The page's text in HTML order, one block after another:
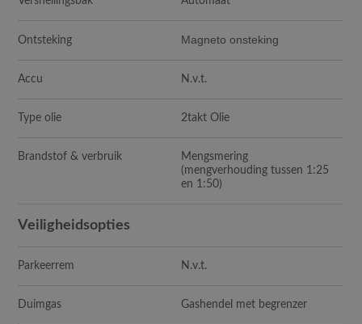
Ontsteking Magneto onsteking
Accu N.v.t.
Type olie 2takt Olie
Brandstof & verbruik
Mengsmering
(mengverhouding tussen 1:25
en 1:50)
Veiligheidsopties
Parkeerrem N.v.t.
Duimgas Gashendel met begrenzer